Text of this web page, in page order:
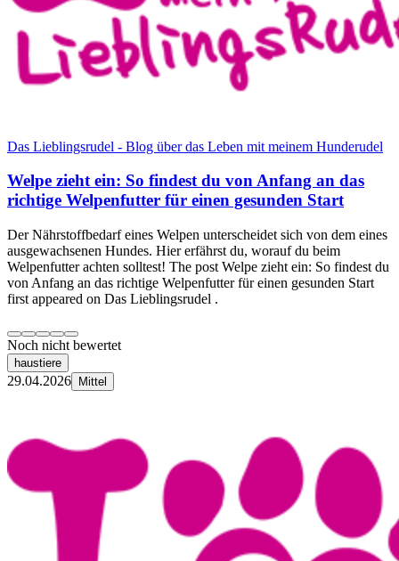
Das Lieblingsrudel - Blog über das Leben mit meinem Hunderudel
Welpe zieht ein: So findest du von Anfang an das
richtige Welpenfutter für einen gesunden Start
Der Nährstoffbedarf eines Welpen unterscheidet sich von dem eines
ausgewachsenen Hundes. Hier erfährst du, worauf du beim
Welpenfutter achten solltest! The post Welpe zieht ein: So findest du
von Anfang an das richtige Welpenfutter für einen gesunden Start
first appeared on Das Lieblingsrudel .
Noch nicht bewertet
haustiere
29.04.2026 Mittel